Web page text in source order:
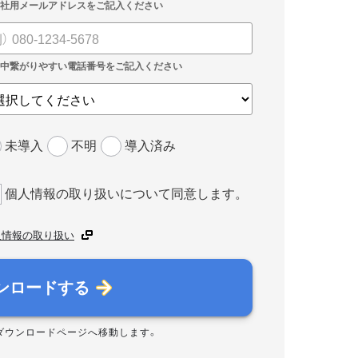
未導入 不明 導入済み
個人情報の取り扱いについて同意します。
報の取り扱い
ロードする
ウンロードページへ移動します。